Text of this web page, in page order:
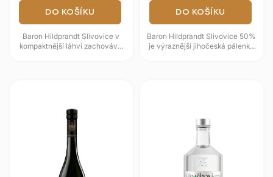
DO KOŠÍKU
Baron Hildprandt Slivovice v
kompaktnější láhvi zachovává
DO KOŠÍKU
Baron Hildprandt Slivovice 50%
je výraznější jihočeská pálenka